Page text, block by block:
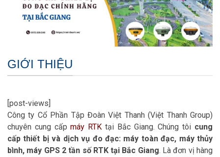
GIỚI THIỆU
[post-views]
Công ty Cổ Phần Tập Đoàn Việt Thanh (Việt Thanh Group)
chuyên cung cấpmáy RTK tại Bắc Giang. Chúng tôi cung
cấp thiết bị và dịch vụ đo đạc: máy toàn đạc, máy thủy
bình, máy GPS 2 tần số RTK tại Bắc Giang. Là đơn vị hàng